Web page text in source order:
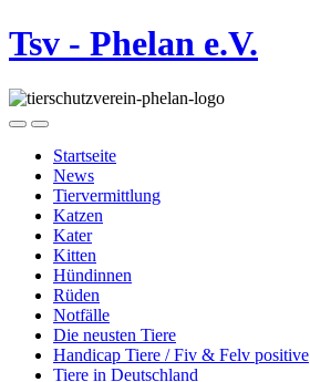
Tsv - Phelan e.V.
Startseite
News
Tiervermittlung
Katzen
Kater
Kitten
Hündinnen
Rüden
Notfälle
Die neusten Tiere
Handicap Tiere / Fiv & Felv positive
Tiere in Deutschland